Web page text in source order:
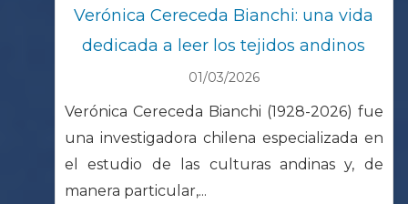
Verónica Cereceda Bianchi: una vida
dedicada a leer los tejidos andinos
01/03/2026
Verónica Cereceda Bianchi (1928-2026) fue
una investigadora chilena especializada en
el estudio de las culturas andinas y, de
manera particular,...